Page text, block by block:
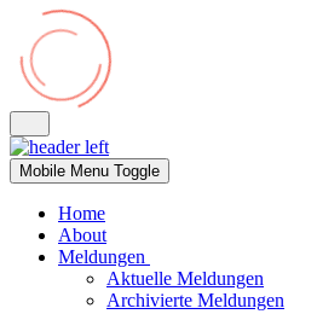
Mobile Menu Toggle
Home
About
Meldungen
Aktuelle Meldungen
Archivierte Meldungen